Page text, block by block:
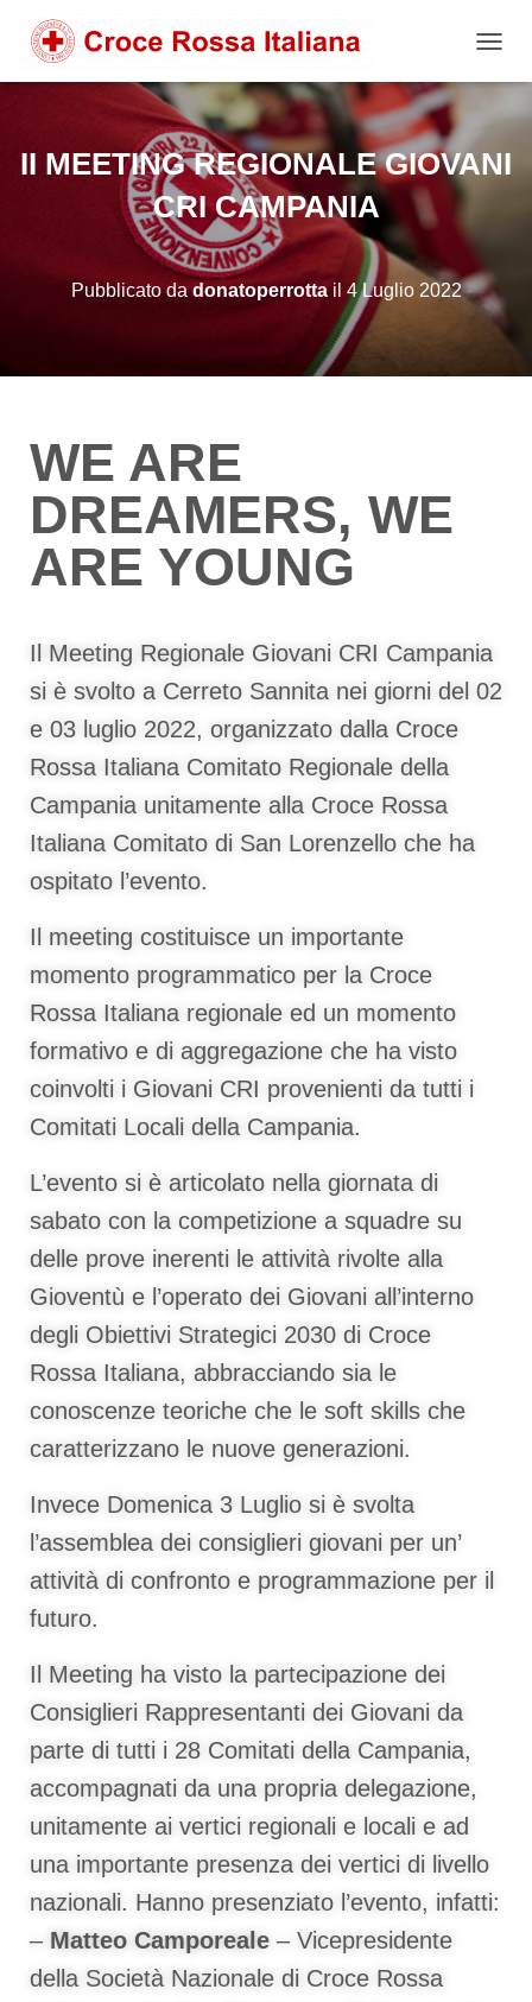
II MEETING REGIONALE GIOVANI
CRI CAMPANIA
Pubblicato dadonatoperrottail 4 Luglio 2022
WE ARE
DREAMERS, WE
ARE YOUNG
Il Meeting Regionale Giovani CRI Campania
si è svolto a Cerreto Sannita nei giorni del 02
e 03 luglio 2022, organizzato dalla Croce
Rossa Italiana Comitato Regionale della
Campania unitamente alla Croce Rossa
Italiana Comitato di San Lorenzello che ha
ospitato l’evento.
Il meeting costituisce un importante
momento programmatico per la Croce
Rossa Italiana regionale ed un momento
formativo e di aggregazione che ha visto
coinvolti i Giovani CRI provenienti da tutti i
Comitati Locali della Campania.
L’evento si è articolato nella giornata di
sabato con la competizione a squadre su
delle prove inerenti le attività rivolte alla
Gioventù e l’operato dei Giovani all’interno
degli Obiettivi Strategici 2030 di Croce
Rossa Italiana, abbracciando sia le
conoscenze teoriche che le soft skills che
caratterizzano le nuove generazioni.
Invece Domenica 3 Luglio si è svolta
l’assemblea dei consiglieri giovani per un’
attività di confronto e programmazione per il
futuro.
Il Meeting ha visto la partecipazione dei
Consiglieri Rappresentanti dei Giovani da
parte di tutti i 28 Comitati della Campania,
accompagnati da una propria delegazione,
unitamente ai vertici regionali e locali e ad
una importante presenza dei vertici di livello
nazionali. Hanno presenziato l’evento, infatti:
– Matteo Camporeale – Vicepresidente
della Società Nazionale di Croce Rossa